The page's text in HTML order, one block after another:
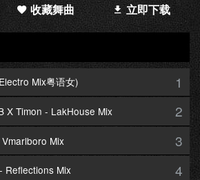
收藏舞曲 立即下载
Mix粤语女) 1
X Timon - LakHouse Mix 2
Mix 3
Reflections Mix 4